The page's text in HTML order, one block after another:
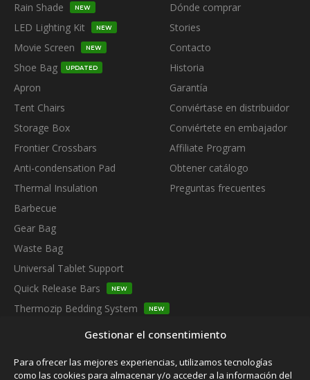
Gestionar el consentimiento
Para ofrecer las mejores experiencias, utilizamos tecnologías
como las cookies para almacenar y/o acceder a la información del
Rain Shade
NEW
LED Lighting Kit NEW
Movie Screen NEW
Shoe Bag UPDATED
Apron
Tent Chairs
Storage Box
Frontier Crossbars
Anti-condensation Pad
Thermal Insulation
Barbecue
Gear Bag
Waste Bag
Universal Tablet Support
Quick Release Bars
NEW
Thermozip Bedding System NEW
Dónde comprar
Stories
Contacto
Historia
Garantía
Conviértase en distribuidor
Conviértete en embajador
Affiliate Program
Obtener catálogo
Preguntas frecuentes